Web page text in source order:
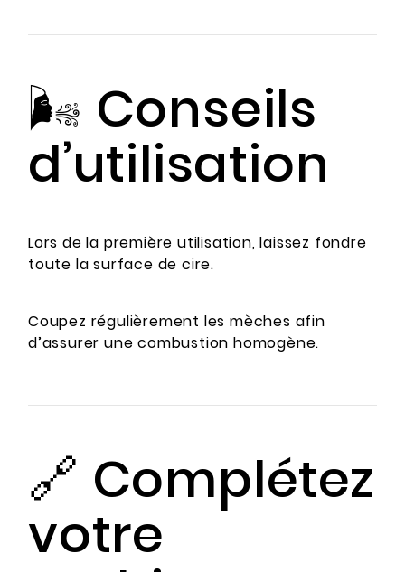
🌬️ Conseils
d’utilisation
Lors de la première utilisation, laissez fondre
toute la surface de cire.
Coupez régulièrement les mèches afin
d’assurer une combustion homogène.
🔗 Complétez
votre